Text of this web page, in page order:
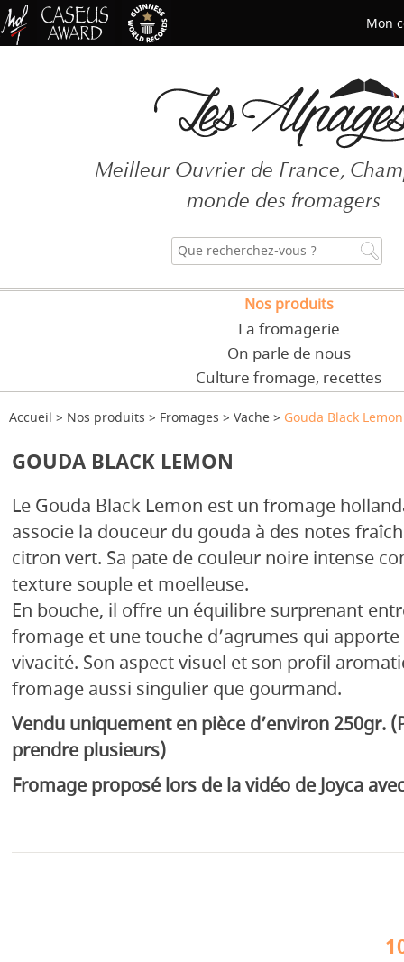
Meilleur Ouvrier de France,
monde des fromagers
Nos produits
La fromagerie
On parle de nous
Culture fromage, recettes
Accueil Nos produits Fromages Vache Gouda Black Lemon
GOUDA BLACK LEMON
Le Gouda Black Lemon est un fromage
associe la douceur du gouda à des notes
citron vert. Sa pate de couleur noire intense
texture souple et moelleuse.
En bouche, il offre un équilibre surprenant
fromage et une touche d’agrumes qui
vivacité. Son aspect visuel et son profil
fromage aussi singulier que gourmand.
Vendu uniquement en pièce d’environ 250gr.
prendre plusieurs)
Fromage proposé lors de la vidéo de Joyca
Mon
Mot de passe oublié ?
CRÉER UN